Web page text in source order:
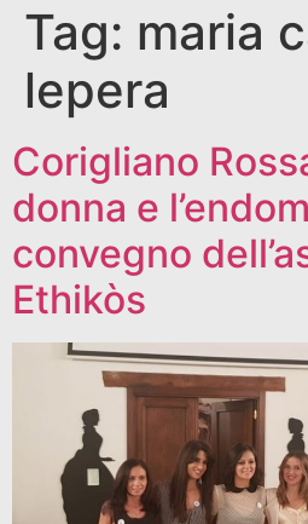
Tag: maria
lepera
Corigliano
donna e
convegno
Ethikòs